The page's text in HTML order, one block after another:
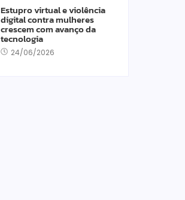
Estupro virtual e violência
digital contra mulheres
crescem com avanço da
tecnologia
24/06/2026